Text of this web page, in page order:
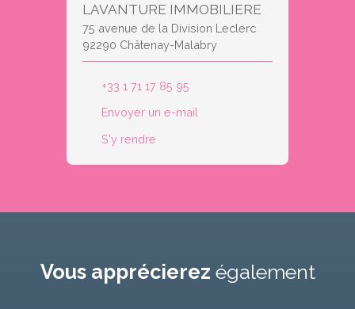
LAVANTURE IMMOBILIERE
75 avenue de la Division Leclerc
92290 Châtenay-Malabry
+33 1 71 17 85 95
Envoyer un e-mail
S'y rendre
Vous apprécierez également